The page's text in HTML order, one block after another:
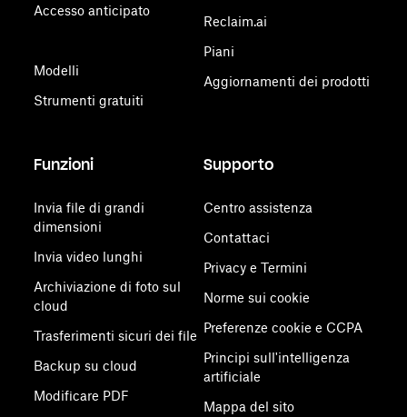
Accesso anticipato
Modelli
Strumenti gratuiti
Reclaim.ai
Piani
Aggiornamenti dei prodotti
Funzioni
Invia file di grandi
dimensioni
Invia video lunghi
Archiviazione di foto sul
cloud
Trasferimenti sicuri dei file
Backup su cloud
Modificare PDF
Supporto
Centro assistenza
Contattaci
Privacy e Termini
Norme sui cookie
Preferenze cookie e CCPA
Principi sull'intelligenza
artificiale
Mappa del sito